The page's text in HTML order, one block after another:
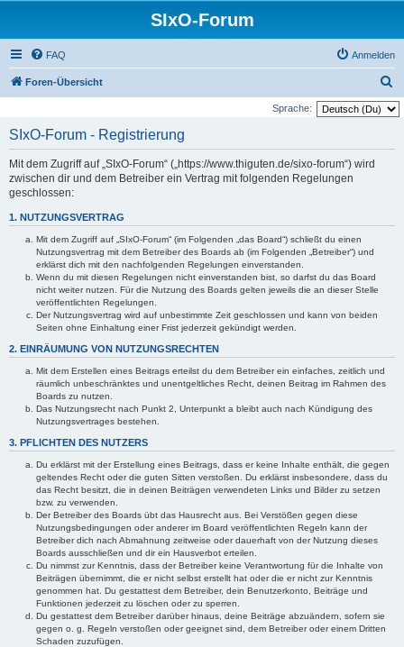
SIxO-Forum
FAQ Anmelden
Foren-Übersicht
u
Sprache:
SIxO-Forum - Registrierung
Mit dem Zugriff auf „SIxO-Forum“ („https://www.thiguten.de/sixo-forum“) wird
zwischen dir und dem Betreiber ein Vertrag mit folgenden Regelungen
geschlossen:
1. NUTZUNGSVERTRAG
Mit dem Zugriff auf „SIxO-Forum“ (im Folgenden „das Board“) schließt du einen
Nutzungsvertrag mit dem Betreiber des Boards ab (im Folgenden „Betreiber“) und
erklärst dich mit den nachfolgenden Regelungen einverstanden.
Wenn du mit diesen Regelungen nicht einverstanden bist, so darfst du das Board
nicht weiter nutzen. Für die Nutzung des Boards gelten jeweils die an dieser Stelle
veröffentlichten Regelungen.
Der Nutzungsvertrag wird auf unbestimmte Zeit geschlossen und kann von beiden
Seiten ohne Einhaltung einer Frist jederzeit gekündigt werden.
2. EINRÄUMUNG VON NUTZUNGSRECHTEN
Mit dem Erstellen eines Beitrags erteilst du dem Betreiber ein einfaches, zeitlich und
räumlich unbeschränktes und unentgeltliches Recht, deinen Beitrag im Rahmen des
Boards zu nutzen.
Das Nutzungsrecht nach Punkt 2, Unterpunkt a bleibt auch nach Kündigung des
Nutzungsvertrages bestehen.
3. PFLICHTEN DES NUTZERS
Du erklärst mit der Erstellung eines Beitrags, dass er keine Inhalte enthält, die gegen
geltendes Recht oder die guten Sitten verstoßen. Du erklärst insbesondere, dass du
das Recht besitzt, die in deinen Beiträgen verwendeten Links und Bilder zu setzen
bzw. zu verwenden.
Der Betreiber des Boards übt das Hausrecht aus. Bei Verstößen gegen diese
Nutzungsbedingungen oder anderer im Board veröffentlichten Regeln kann der
Betreiber dich nach Abmahnung zeitweise oder dauerhaft von der Nutzung dieses
Boards ausschließen und dir ein Hausverbot erteilen.
Du nimmst zur Kenntnis, dass der Betreiber keine Verantwortung für die Inhalte von
Beiträgen übernimmt, die er nicht selbst erstellt hat oder die er nicht zur Kenntnis
genommen hat. Du gestattest dem Betreiber, dein Benutzerkonto, Beiträge und
Funktionen jederzeit zu löschen oder zu sperren.
Du gestattest dem Betreiber darüber hinaus, deine Beiträge abzuändern, sofern sie
gegen o. g. Regeln verstoßen oder geeignet sind, dem Betreiber oder einem Dritten
Schaden zuzufügen.